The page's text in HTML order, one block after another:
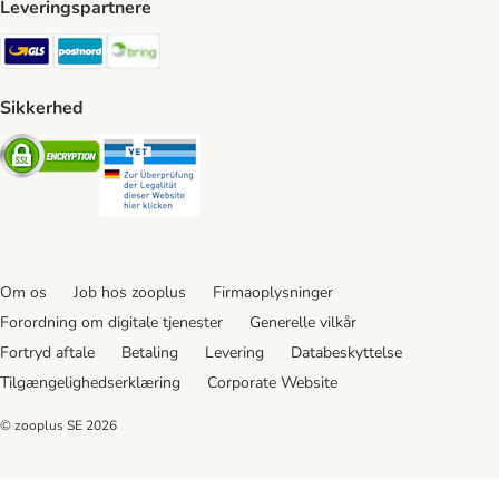
Leveringspartnere
GLS Shipping Method
Postnord Shipping Method
Sikkerhed
Security
Om os Job hos zooplus
Firmaoplysninger
Forordning om digitale tjenester
Generelle vilkår
Fortryd aftale
Betaling Levering
Databeskyttelse
Tilgængelighedserklæring
Corporate Website
© zooplus SE 2026